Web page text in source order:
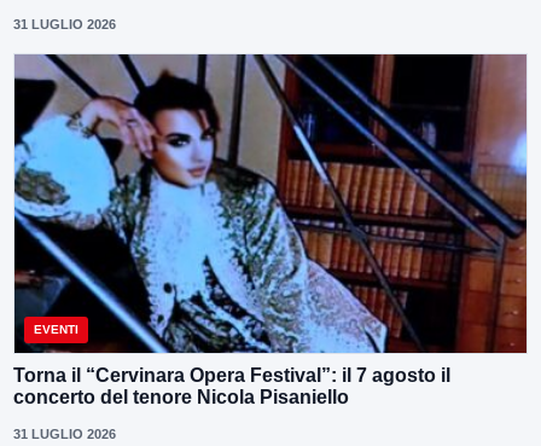
31 LUGLIO 2026
EVENTI
Torna il “Cervinara Opera Festival”: il 7 agosto il
concerto del tenore Nicola Pisaniello
31 LUGLIO 2026